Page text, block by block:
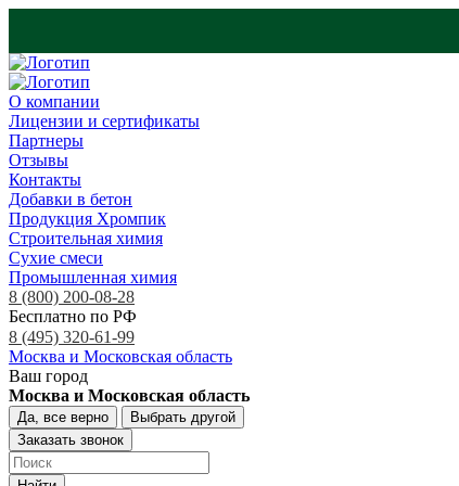
О компании
Лицензии и сертификаты
Партнеры
Отзывы
Контакты
Добавки в бетон
Продукция Хромпик
Строительная химия
Сухие смеси
Промышленная химия
8 (800) 200-08-28
Бесплатно по РФ
8 (495) 320-61-99
Москва и Московская область
Ваш город
Москва и Московская область
Да, все верно
Выбрать другой
Заказать звонок